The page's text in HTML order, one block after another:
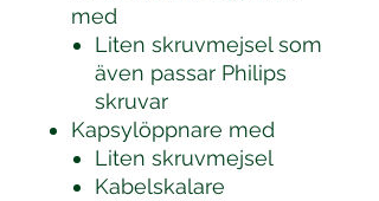
med
Liten skruvmejsel som
även passar Philips
skruvar
Kapsylöppnare med
Liten skruvmejsel
Kabelskalare